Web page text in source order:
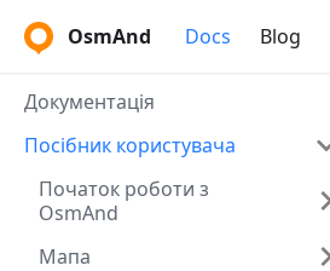
OsmAnd Docs Blog
Документація
Посібник користувача
Початок роботи з
OsmAnd
Мапа